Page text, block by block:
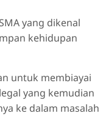
yang dikenal
kehidupan
untuk membiayai
yang kemudian
ke dalam masalah